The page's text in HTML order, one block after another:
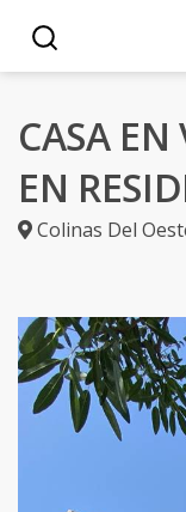
CASA
EN
Colinas Del